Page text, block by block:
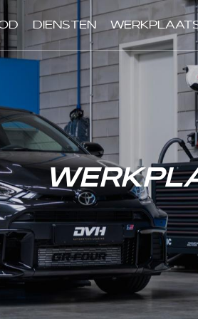
DIENSTEN